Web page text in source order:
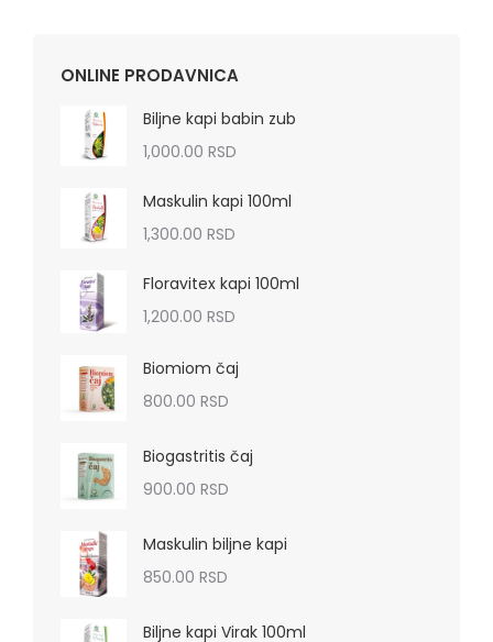
ONLINE PRODAVNICA
Biljne kapi babin zub
1,000.00 RSD
Maskulin kapi 100ml
1,300.00 RSD
Floravitex kapi 100ml
1,200.00 RSD
Biomiom čaj
800.00 RSD
Biogastritis čaj
900.00 RSD
Maskulin biljne kapi
850.00 RSD
Biljne kapi Virak 100ml